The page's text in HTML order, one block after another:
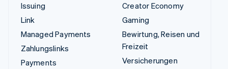
Issuing
Link
Managed Payments
Zahlungslinks
Payments
Creator Economy
Gaming
Bewirtung, Reisen und
Freizeit
Versicherungen